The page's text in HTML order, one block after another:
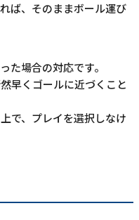
ば、そのままボール運び
た場合の対応です。
早くゴールに近づくこと
で、プレイを選択しなけ